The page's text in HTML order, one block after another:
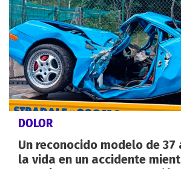
DOLOR
Un reconocido modelo de
la vida en un accidente